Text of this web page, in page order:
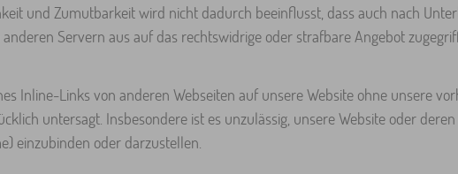
und Zumutbarkeit wird nicht dadurch beeinflusst, dass auch nach
Servern aus auf das rechtswidrige oder strafbare Angebot
Inline-Links von anderen Webseiten auf unsere Website ohne unsere
untersagt. Insbesondere ist es unzulässig, unsere Website oder
einzubinden oder darzustellen.